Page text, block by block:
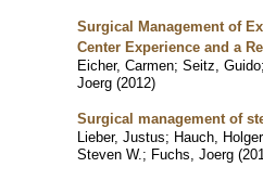
Surgical Management of
Center Experience and a
Eicher, Carmen; Seitz, Guido
Joerg (2012)
Surgical management of
Lieber, Justus; Hauch, Holger
Steven W. ; Fuchs, Joerg (